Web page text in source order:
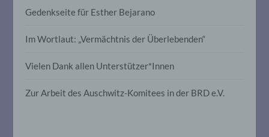
Gedenkseite für Esther Bejarano
Im Wortlaut: „Vermächtnis der Überlebenden“
Vielen Dank allen Unterstützer*Innen
Zur Arbeit des Auschwitz-Komitees in der BRD e.V.
ihre künftige Verarbeitung einzuschränken.
e) Profiling
die darin besteht, dass diese